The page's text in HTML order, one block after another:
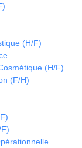
(H/F)
(H/F)
(F/H)